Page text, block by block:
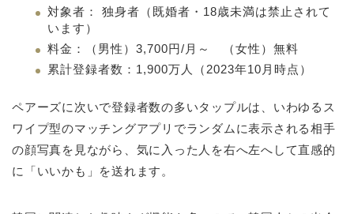
対象者： 独身者（既婚者・18歳未満は禁止されて
います）
料金：（男性）3,700円/月～ （女性）無料
累計登録者数：1,900万人（2023年10月時点）
ペアーズに次いで登録者数の多いタップルは、いわゆるス
ワイプ型のマッチングアプリでランダムに表示される相手
の顔写真を見ながら、気に入った人を右へ左へして直感的
に「いいかも」を送れます。